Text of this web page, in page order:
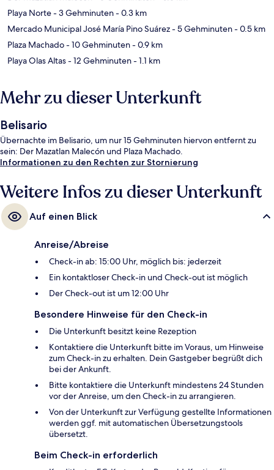
Playa Norte- 3 Gehminuten- 0.3 km
Mercado Municipal José María Pino Suárez- 5 Gehminuten- 0.5 km
Plaza Machado- 10 Gehminuten- 0.9 km
Playa Olas Altas- 12 Gehminuten- 1.1 km
Mehr zu dieser Unterkunft
Belisario
Übernachte im Belisario, um nur 15 Gehminuten hiervon entfernt zu
sein: Der Mazatlan Malecón und Plaza Machado.
Informationen zu den Rechten zur Stornierung
Weitere Infos zu dieser Unterkunft
Auf einen Blick
Anreise/Abreise
Check-in ab: 15:00 Uhr, möglich bis: jederzeit
Ein kontaktloser Check-in und Check-out ist möglich
Der Check-out ist um 12:00 Uhr
Besondere Hinweise für den Check-in
Die Unterkunft besitzt keine Rezeption
Kontaktiere die Unterkunft bitte im Voraus, um Hinweise
zum Check-in zu erhalten. Dein Gastgeber begrüßt dich
bei der Ankunft.
Bitte kontaktiere die Unterkunft mindestens 24 Stunden
vor der Anreise, um den Check-in zu arrangieren.
Von der Unterkunft zur Verfügung gestellte Informationen
werden ggf. mit automatischen Übersetzungstools
übersetzt.
Beim Check-in erforderlich